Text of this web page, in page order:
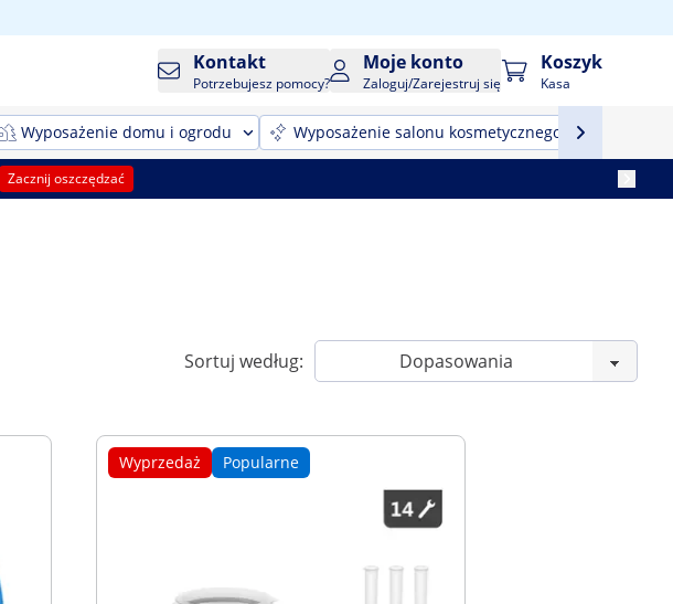
Kontakt
Potrzebujesz pomocy?
Moje konto
Zaloguj/Zarejestruj się
Koszyk
Kasa
Wyposażenie domu i ogrodu Wyposażenie salonu kosmetycznego
Zacznij oszczędzać
Sortuj według:
Wyprzedaż Popularne